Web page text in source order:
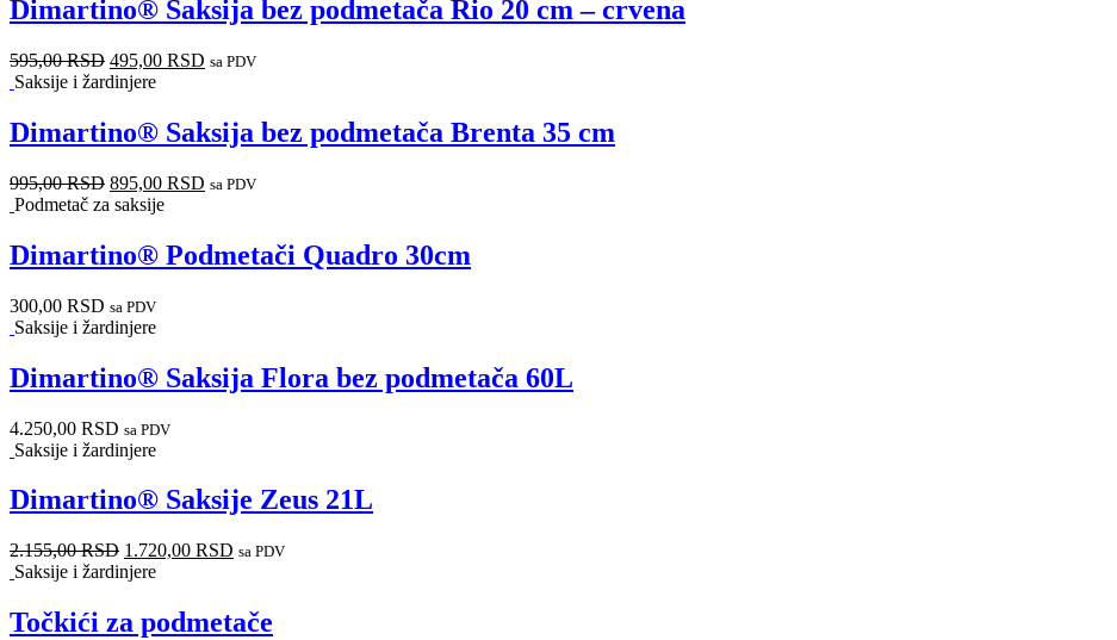
Dimartino® Saksija bez podmetača Rio 20 cm – crvena
595,00RSD 495,00 RSD sa PDV
Saksije i žardinjere
Dimartino® Saksija bez podmetača Brenta 35 cm
995,00RSD 895,00 RSD sa PDV
Podmetač za saksije
Dimartino® Podmetači Quadro 30cm
300,00 RSD sa PDV
Saksije i žardinjere
Dimartino® Saksija Flora bez podmetača 60L
4.250,00 RSD sa PDV
Saksije i žardinjere
Dimartino® Saksije Zeus 21L
2.155,00RSD 1.720,00 RSD sa PDV
Saksije i žardinjere
Točkići za podmetače